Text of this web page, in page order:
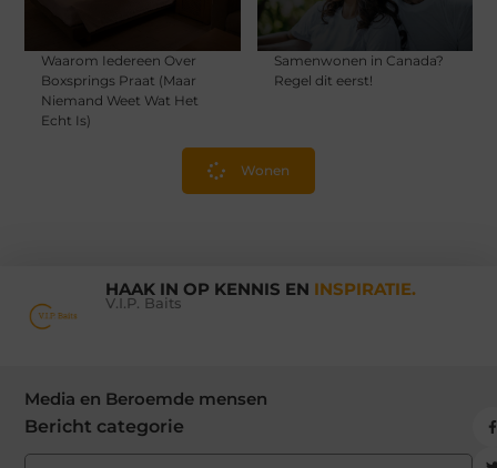
Waarom Iedereen Over
Boxsprings Praat (Maar
Niemand Weet Wat Het
Echt Is)
Samenwonen in Canada?
Regel dit eerst!
Wonen
HAAK IN OP KENNIS EN INSPIRATIE.
V.I.P. Baits
Media en Beroemde mensen
Bericht categorie